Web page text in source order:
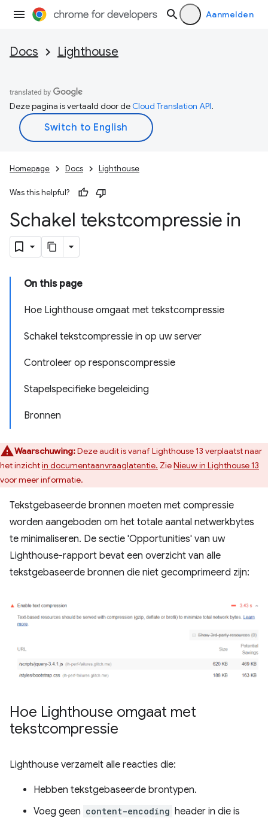
Aanmelden
Docs Lighthouse
Deze pagina is vertaald door deCloud Translation API.
Homepage Docs Lighthouse
Was this helpful?
Schakel tekstcompressie in
On this page
Hoe Lighthouse omgaat met tekstcompressie
Schakel tekstcompressie in op uw server
Controleer op responscompressie
Stapelspecifieke begeleiding
Bronnen
Waarschuwing:Deze audit is vanaf Lighthouse 13 verplaatst naar
het inzichtin documentaanvraaglatentie. ZieNieuw in Lighthouse 13
voor meer informatie.
Tekstgebaseerde bronnen moeten met compressie
worden aangeboden om het totale aantal netwerkbytes
te minimaliseren. De sectie 'Opportunities' van uw
Lighthouse-rapport bevat een overzicht van alle
tekstgebaseerde bronnen die niet gecomprimeerd zijn:
Hoe Lighthouse omgaat met
tekstcompressie
Lighthouse verzamelt alle reacties die:
Hebben tekstgebaseerde brontypen.
Voeg geen content-encoding header in die is